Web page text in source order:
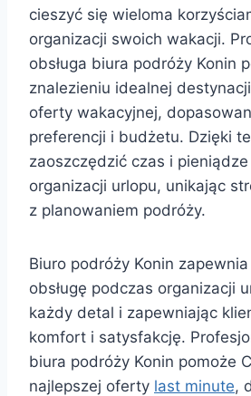
cieszyć się wieloma
organizacji swoich wakacji.
obsługa biura podróży Konin
znalezieniu idealnej
oferty wakacyjnej,
preferencji i budżetu. Dzięki
zaoszczędzić czas i
organizacji urlopu, unikając
z planowaniem podróży.
Biuro podróży Konin
obsługę podczas organizacji
każdy detal i zapewniając
komfort i satysfakcję.
biura podróży Konin pomoże
najlepszej oferty last minute,